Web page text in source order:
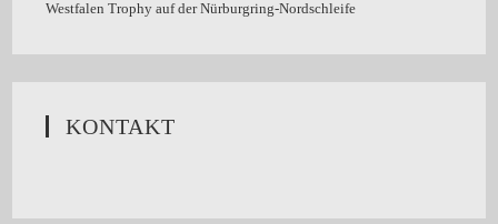
KONTAKT